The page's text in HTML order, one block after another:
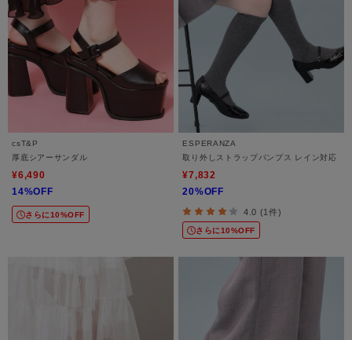
csT&P
厚底シアーサンダル
¥6,490
14%OFF
さらに10%OFF
ESPERANZA
取り外しストラップパンプス レイン対応
¥7,832
20%OFF
4.0 (1件)
さらに10%OFF